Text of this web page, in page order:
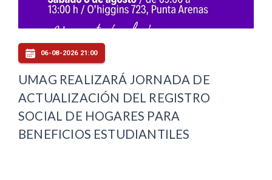
06-08-2026 21:00
UMAG REALIZARÁ JORNADA DE
ACTUALIZACIÓN DEL REGISTRO
SOCIAL DE HOGARES PARA
BENEFICIOS ESTUDIANTILES